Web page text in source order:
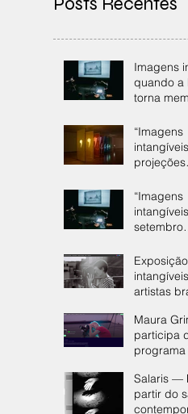
Imagens
quando a
torna
“Imagens
projeções
memórias
nas
São Lázaro
“Imagens
setembro
Lázaro,
Exposição
artistas
São
Lisboa
Maura
participa
programa
Fundação
Salaris —
partir do